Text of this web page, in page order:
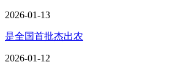
2026-01-13
是全国首批杰出农
2026-01-12